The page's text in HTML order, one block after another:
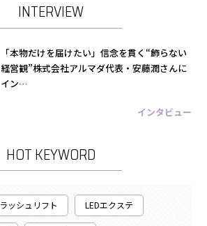
INTERVIEW
「本物だけを届けたい」信念を貫く“飾らない
経営観”株式会社アルマダ代表・安藤潤さんに
イン…
インタビュー
HOT KEYWORD
ラッシュリフト LEDエクステ